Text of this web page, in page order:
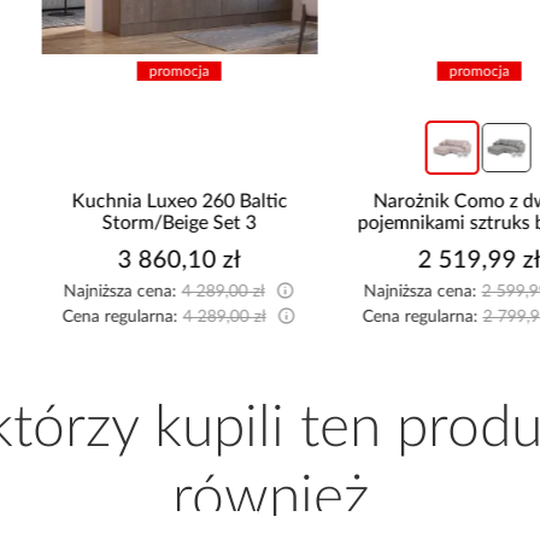
promocja
Kuchnia Luxeo 260 Baltic
Storm/Beige Set 3
3 860,10 zł
Najniższa cena:4 289,00 zł
Cena regularna:4 289,00 zł
promocja
Narożnik Como z dwoma
pojemnikami sztruks beżowy
2 519,99 zł
Najniższa cena:2 599,99 zł
Cena regularna:2 799,99 zł
kupili ten
również